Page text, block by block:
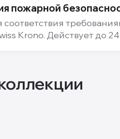
пожарной
Krono. Действует до
12мм